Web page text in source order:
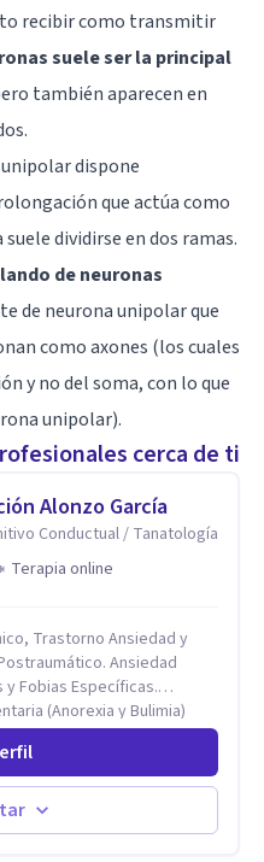
recibir como transmitir
suele ser la principal
también aparecen en
dispone
que actúa como
dividirse en dos ramas.
de neuronas
de neurona unipolar que
como axones (los cuales
y no del soma, con lo que
unipolar).
cerca de ti
Alonzo García
Conductual / Tanatología
Terapia online
Trastorno Ansiedad y
Ansiedad
Fobias Específicas.
(Anorexia y Bulimia)
Impulsividad,
Trastorno obsesivo
la Depresión (AC)
en riesgo Suicida
Problemas con el